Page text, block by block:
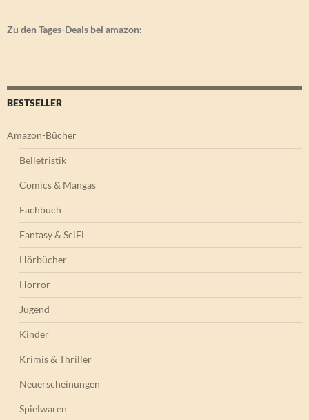
Zu den Tages-Deals bei amazon:
BESTSELLER
Amazon-Bücher
Belletristik
Comics & Mangas
Fachbuch
Fantasy & SciFi
Hörbücher
Horror
Jugend
Kinder
Krimis & Thriller
Neuerscheinungen
Spielwaren